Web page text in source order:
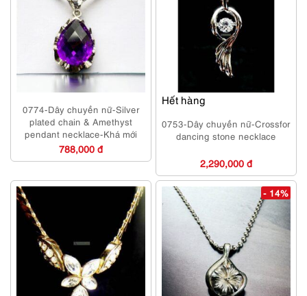
0774-Dây chuyền nữ-Silver
plated chain & Amethyst
pendant necklace-Khá mới
788,000 đ
Hết hàng
0753-Dây chuyền nữ-Crossfor
dancing stone necklace
2,290,000 đ
- 14%